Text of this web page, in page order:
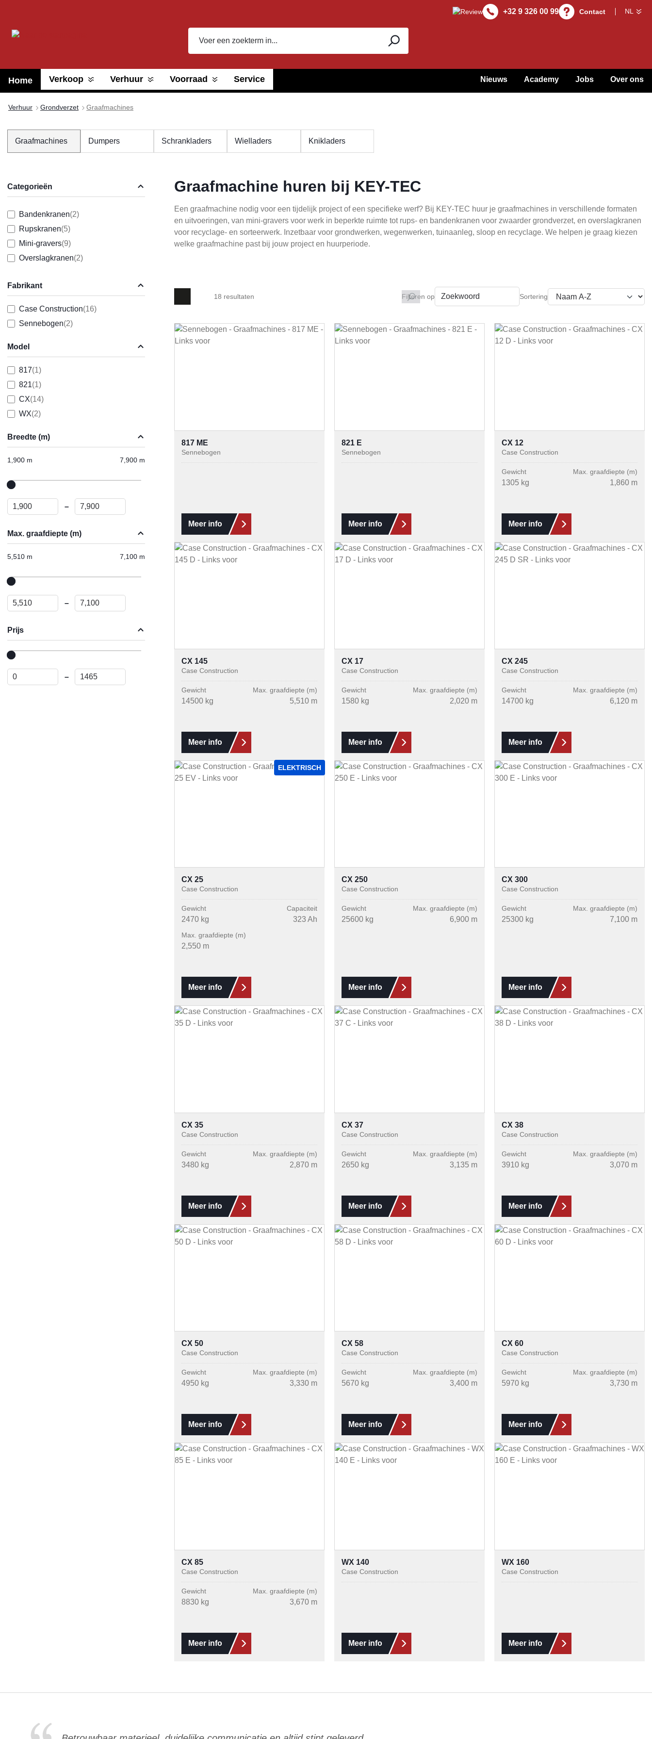
+32 9 326 00 99 Contact
Home Verkoop Verhuur Voorraad Service Nieuws Academy Jobs Over ons
Verhuur Grondverzet Graafmachines
Graafmachines Dumpers Schrankladers Wielladers Knikladers
Categorieën
Bandenkranen(2)
Rupskranen(5)
Mini-gravers(9)
Overslagkranen(2)
Fabrikant
Case Construction(16)
Sennebogen(2)
Model
817(1)
821(1)
CX(14)
WX(2)
Breedte (m)
–
1,900 m 7,900 m
Max. graafdiepte (m)
–
5,510 m 7,100 m
Prijs
–
Graafmachine huren bij KEY-TEC
Een graafmachine nodig voor een tijdelijk project of een specifieke werf? Bij KEY-TEC huur je graafmachines in verschillende formaten
en uitvoeringen, van mini-gravers voor werk in beperkte ruimte tot rups- en bandenkranen voor zwaarder grondverzet, en overslagkranen
voor recyclage- en sorteerwerk. Inzetbaar voor grondwerken, wegenwerken, tuinaanleg, sloop en recyclage. We helpen je graag kiezen
welke graafmachine past bij jouw project en huurperiode.
18 resultaten Filteren op
817 ME
Sennebogen
Meer info
821 E
Sennebogen
Meer info
CX 12
Case Construction
Gewicht
1305 kg
Max. graafdiepte (m)
1,860 m
Meer info
CX 145
Case Construction
Gewicht
14500 kg
Max. graafdiepte (m)
5,510 m
Meer info
CX 17
Case Construction
Gewicht
1580 kg
Max. graafdiepte (m)
2,020 m
Meer info
CX 245
Case Construction
Gewicht
14700 kg
Max. graafdiepte (m)
6,120 m
Meer info
ELEKTRISCH
CX 25
Case Construction
Gewicht
2470 kg
Capaciteit
323 Ah
Max. graafdiepte (m)
2,550 m
Meer info
CX 250
Case Construction
Gewicht
25600 kg
Max. graafdiepte (m)
6,900 m
Meer info
CX 300
Case Construction
Gewicht
25300 kg
Max. graafdiepte (m)
7,100 m
Meer info
CX 35
Case Construction
Gewicht
3480 kg
Max. graafdiepte (m)
2,870 m
Meer info
CX 37
Case Construction
Gewicht
2650 kg
Max. graafdiepte (m)
3,135 m
Meer info
CX 38
Case Construction
Gewicht
3910 kg
Max. graafdiepte (m)
3,070 m
Meer info
CX 50
Case Construction
Gewicht
4950 kg
Max. graafdiepte (m)
3,330 m
Meer info
CX 58
Case Construction
Gewicht
5670 kg
Max. graafdiepte (m)
3,400 m
Meer info
CX 60
Case Construction
Gewicht
5970 kg
Max. graafdiepte (m)
3,730 m
Meer info
CX 85
Case Construction
Gewicht
8830 kg
Max. graafdiepte (m)
3,670 m
Meer info
WX 140
Case Construction
Meer info
WX 160
Case Construction
Meer info